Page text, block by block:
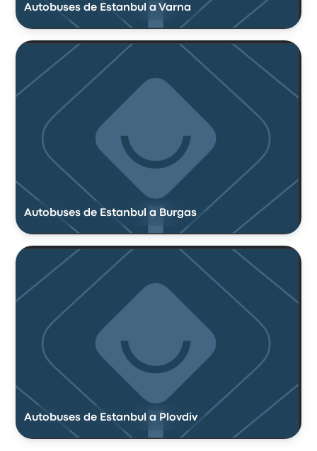
Autobuses de Estanbul a Varna
Autobuses de Estanbul a Burgas
Autobuses de Estanbul a Plovdiv